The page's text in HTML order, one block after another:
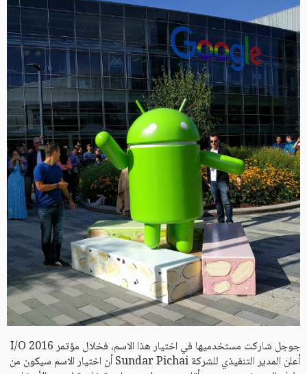
جوجل شاركت مستخدميها في اختيار هذا الاسم، فخلال مؤتمر I/O 2016
أعلن المدير التنفيذي للشركة Sundar Pichai أن اختيار الاسم سيكون من